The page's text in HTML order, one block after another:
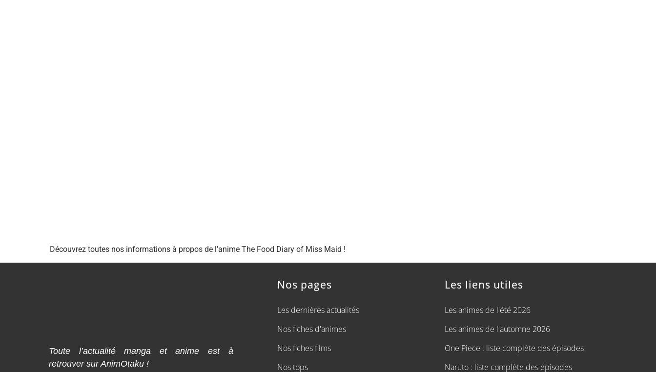
Découvrez toutes nos informations à propos de l’anime The Food Diary of Miss Maid !
Toute l’actualité manga et anime est à
retrouver sur AnimOtaku !
Nos pages
Les dernières actualités
Nos fiches d'animes
Nos fiches films
Nos tops
Les liens utiles
Les animes de l'été 2026
Les animes de l'automne 2026
One Piece : liste complète des épisodes
Naruto : liste complète des épisodes